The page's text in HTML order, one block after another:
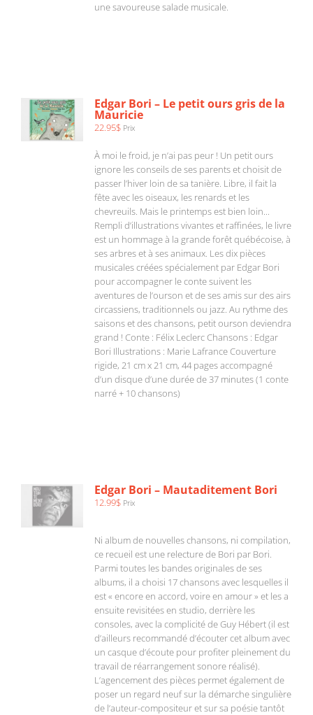
une savoureuse salade musicale.
DÉTAILS
Edgar Bori – Le petit ours gris de la
Mauricie
22.95$ Prix
À moi le froid, je n’ai pas peur ! Un petit ours
ignore les conseils de ses parents et choisit de
passer l’hiver loin de sa tanière. Libre, il fait la
fête avec les oiseaux, les renards et les
chevreuils. Mais le printemps est bien loin...
Rempli d’illustrations vivantes et raffinées, le livre
est un hommage à la grande forêt québécoise, à
ses arbres et à ses animaux. Les dix pièces
musicales créées spécialement par Edgar Bori
pour accompagner le conte suivent les
aventures de l’ourson et de ses amis sur des airs
circassiens, traditionnels ou jazz. Au rythme des
saisons et des chansons, petit ourson deviendra
grand ! Conte : Félix Leclerc Chansons : Edgar
Bori Illustrations : Marie Lafrance Couverture
rigide, 21 cm x 21 cm, 44 pages accompagné
d’un disque d’une durée de 37 minutes (1 conte
narré + 10 chansons)
DÉTAILS
Edgar Bori – Mautaditement Bori
12.99$ Prix
Ni album de nouvelles chansons, ni compilation,
ce recueil est une relecture de Bori par Bori.
Parmi toutes les bandes originales de ses
albums, il a choisi 17 chansons avec lesquelles il
est « encore en accord, voire en amour » et les a
ensuite revisitées en studio, derrière les
consoles, avec la complicité de Guy Hébert (il est
d’ailleurs recommandé d’écouter cet album avec
un casque d’écoute pour profiter pleinement du
travail de réarrangement sonore réalisé).
L’agencement des pièces permet également de
poser un regard neuf sur la démarche singulière
de l’auteur-compositeur et sur sa poésie tantôt